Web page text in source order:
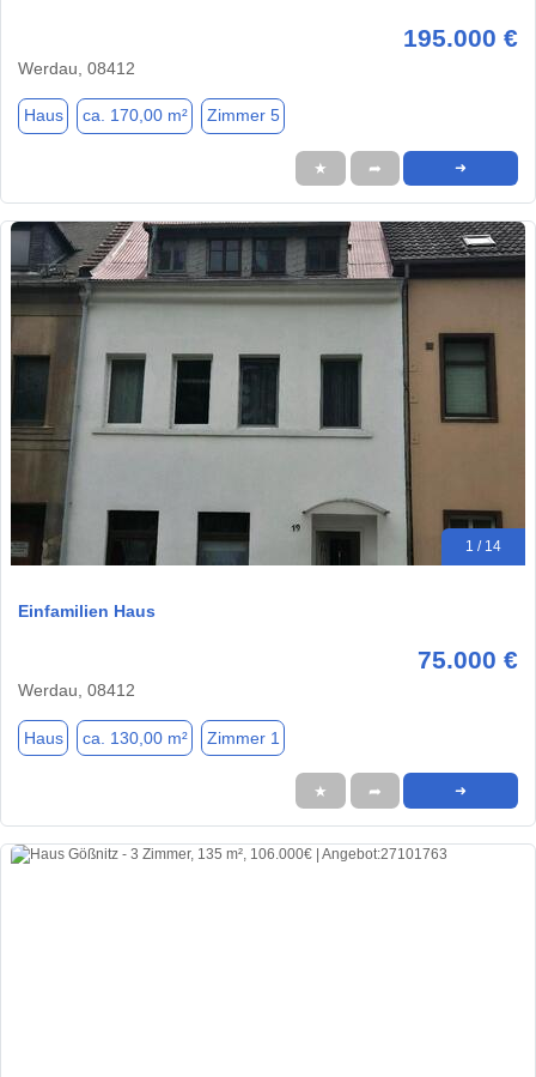
195.000 €
Werdau, 08412
Haus ca. 170,00 m² Zimmer 5
★ ➦ ➜
1 / 14
Einfamilien Haus
75.000 €
Werdau, 08412
Haus ca. 130,00 m² Zimmer 1
★ ➦ ➜